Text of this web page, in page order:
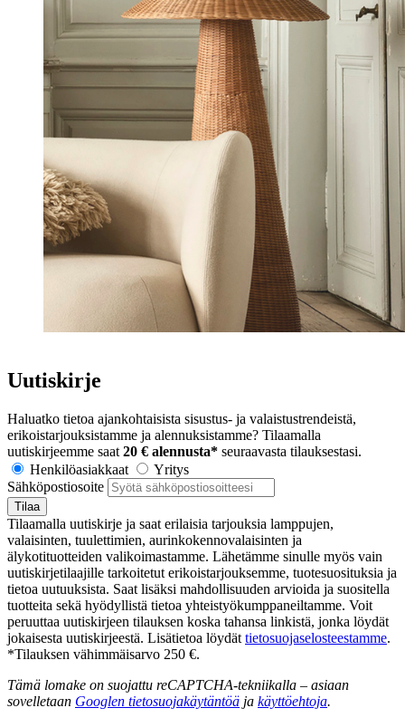
Uutiskirje
Haluatko tietoa ajankohtaisista sisustus- ja valaistustrendeistä,
erikoistarjouksistamme ja alennuksistamme? Tilaamalla
uutiskirjeemme saat 20 € alennusta* seuraavasta tilauksestasi.
Henkilöasiakkaat
Yritys
Sähköpostiosoite
Tilaa
Tilaamalla uutiskirje ja saat erilaisia tarjouksia lamppujen,
valaisinten, tuulettimien, aurinkokennovalaisinten ja
älykotituotteiden valikoimastamme. Lähetämme sinulle myös vain
uutiskirjetilaajille tarkoitetut erikoistarjouksemme, tuotesuosituksia ja
tietoa uutuuksista. Saat lisäksi mahdollisuuden arvioida ja suositella
tuotteita sekä hyödyllistä tietoa yhteistyökumppaneiltamme. Voit
peruuttaa uutiskirjeen tilauksen koska tahansa linkistä, jonka löydät
jokaisesta uutiskirjeestä. Lisätietoa löydät tietosuojaselosteestamme.
*Tilauksen vähimmäisarvo 250 €.
Tämä lomake on suojattu reCAPTCHA-tekniikalla – asiaan
sovelletaan Googlen tietosuojakäytäntöä ja käyttöehtoja.